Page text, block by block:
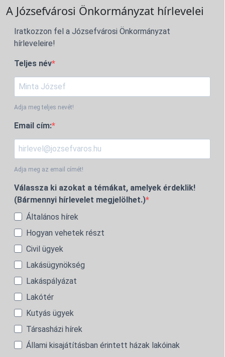
A Józsefvárosi Önkormányzat hírlevelei
Iratkozzon fel a Józsefvárosi Önkormányzat
hírleveleire!
Teljes név
Adja meg teljes nevét!
Email cím:
Adja meg az email címét!
Válassza ki azokat a témákat, amelyek érdeklik!
(Bármennyi hírlevelet megjelölhet.)
Általános hírek
Hogyan vehetek részt
Civil ügyek
Lakásügynökség
Lakáspályázat
Lakótér
Kutyás ügyek
Társasházi hírek
Állami kisajátításban érintett házak lakóinak